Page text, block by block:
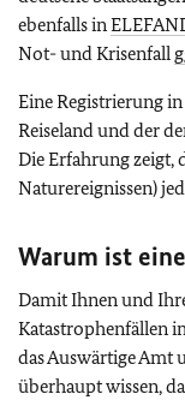
ebenfalls in
Not- und Krisenfall
Eine Registrierung in
Reiseland und der
Die Erfahrung zeigt,
Naturereignissen)
Warum ist
Damit Ihnen und
Katastrophenfällen
das Auswärtige Amt
überhaupt wissen,